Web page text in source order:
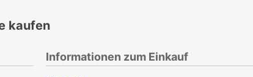
kaufen
Informationen zum Einkauf